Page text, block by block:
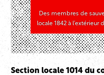
Des membres de
locale 1842 à l’extérieur
Section locale 1014 du